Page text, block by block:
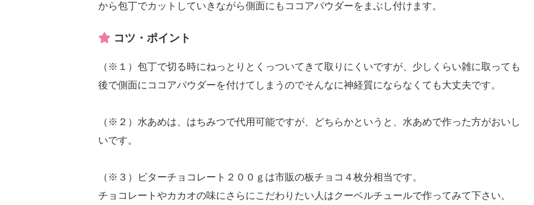
から包丁でカットしていきながら側面にもココアパウダーをまぶし付けます。
コツ・ポイント
（※１）包丁で切る時にねっとりとくっついてきて取りにくいですが、少しくらい雑に取っても
後で側面にココアパウダーを付けてしまうのでそんなに神経質にならなくても大丈夫です。
（※２）水あめは、はちみつで代用可能ですが、どちらかというと、水あめで作った方がおいし
いです。
（※３）ビターチョコレート２００ｇは市販の板チョコ４枚分相当です。
チョコレートやカカオの味にさらにこだわりたい人はクーベルチュールで作ってみて下さい。